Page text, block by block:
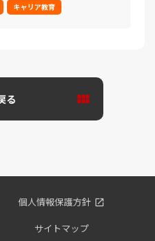
キャリア教育
る
個人情報保護方針
サイトマップ